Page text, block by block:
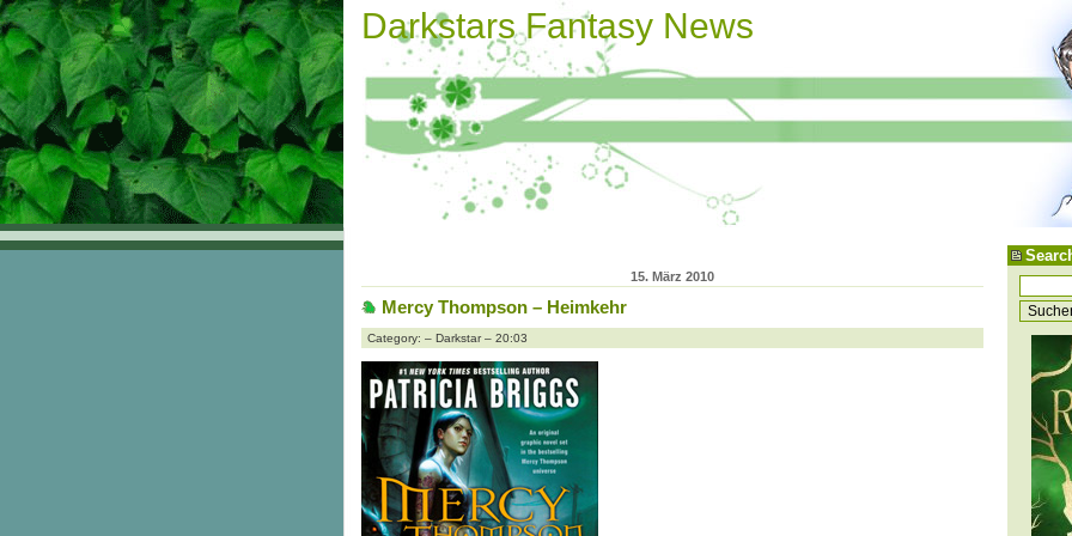
Darkstars Fantasy News
15. März 2010
Mercy Thompson – Heimkehr
Category: – Darkstar – 20:03